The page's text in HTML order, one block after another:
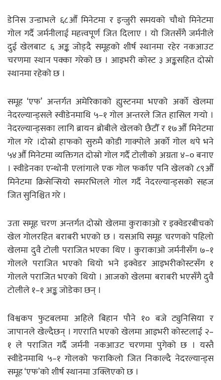
डेनिस उन्डाभले ६८औँ मिनेटमा र इन्जुरी समयको चौथो मिनेटमा
गोल गर्दै जर्मनीलाई महत्त्वपूर्ण जित दिलाए । यो जितसँगै जर्मनीले
दुई खेलबाट ६ अङ्क जोड्दै समूहको शीर्ष स्थानमा रहेर नकआउट
चरणमा स्थान पक्का गरेको छ । आइभरी कोस्ट ३ अङ्कसहित दोस्रो
स्थानमा रहेको छ ।
समूह ‘एफ’ अन्तर्गत अमेरिकाको ह्युस्टनमा भएको अर्को खेलमा
नेदरल्यान्ड्सले स्वीडेनमाथि ५–१ गोल अन्तरले जित हासिल गर्‍यो ।
नेदरल्यान्ड्सका लागि ब्रायन ब्रोबीले खेलको छैटौँ र १७औँ मिनेटमा
गोल गरे ।दोस्रो हाफको सुरुमै कोडी गाक्पोले अर्को गोल थपे भने
५४औँ मिनेटमा व्यक्तिगत दोस्रो गोल गर्दै टोलीको अग्रता ४–० बनाए
। स्वीडेनका एन्थोनी एलांगाले एक गोल फर्काए पनि खेलको ८९औँ
मिनेटमा क्रिसेन्सियो समरभिलले गोल गर्दै नेदरल्यान्ड्सको सहज
जित सुनिश्चित गरे ।
उता समूह चरण अन्तर्गत दोस्रो खेलमा कुराकाओ र इक्वेडरबीचको
खेल गोलरहित बराबरी भएको छ । यसअघि समूह चरणको पहिलो
खेलमा दुवै टोली पराजित भएका थिए । कुराकाओ जर्मनीसँग ७–१
गोलले पराजित भएको थियो भने इक्वेडर आइभरीकोस्टसँग १
गोलले पराजित भएको थियो । आजको खेलमा बराबरी भएसँगै दुवै
टोलीले १–१ अङ्क जोडेका छन् ।
विश्वकप फुटबलमा अहिले बिहान पौने १० बजे ट्युनिसिया र
जापानले खेल्दैछन् । गएराति भएको खेलमा आइभरी कोस्टलाई २–
१ ले पराजित गर्दै जर्मनी नकआउट चरणमा पुगेको छ । यस्तै
स्वीडेनमाथि ५–१ गोलको फराकिलो जित निकाल्दै नेदरल्यान्ड्स
समूह ‘एफ’को शीर्ष स्थानमा उक्लिएको छ ।